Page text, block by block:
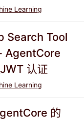
Learning
Search Tool
AgentCore
认证
Learning
的